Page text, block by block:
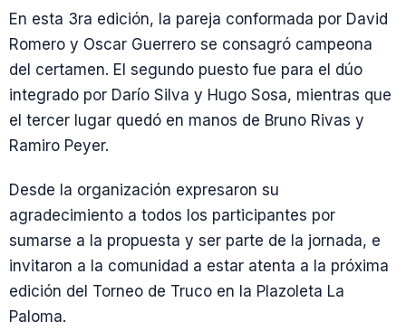
En esta 3ra edición, la pareja conformada por David
Romero y Oscar Guerrero se consagró campeona
del certamen. El segundo puesto fue para el dúo
integrado por Darío Silva y Hugo Sosa, mientras que
el tercer lugar quedó en manos de Bruno Rivas y
Ramiro Peyer.
Desde la organización expresaron su
agradecimiento a todos los participantes por
sumarse a la propuesta y ser parte de la jornada, e
invitaron a la comunidad a estar atenta a la próxima
edición del Torneo de Truco en la Plazoleta La
Paloma.